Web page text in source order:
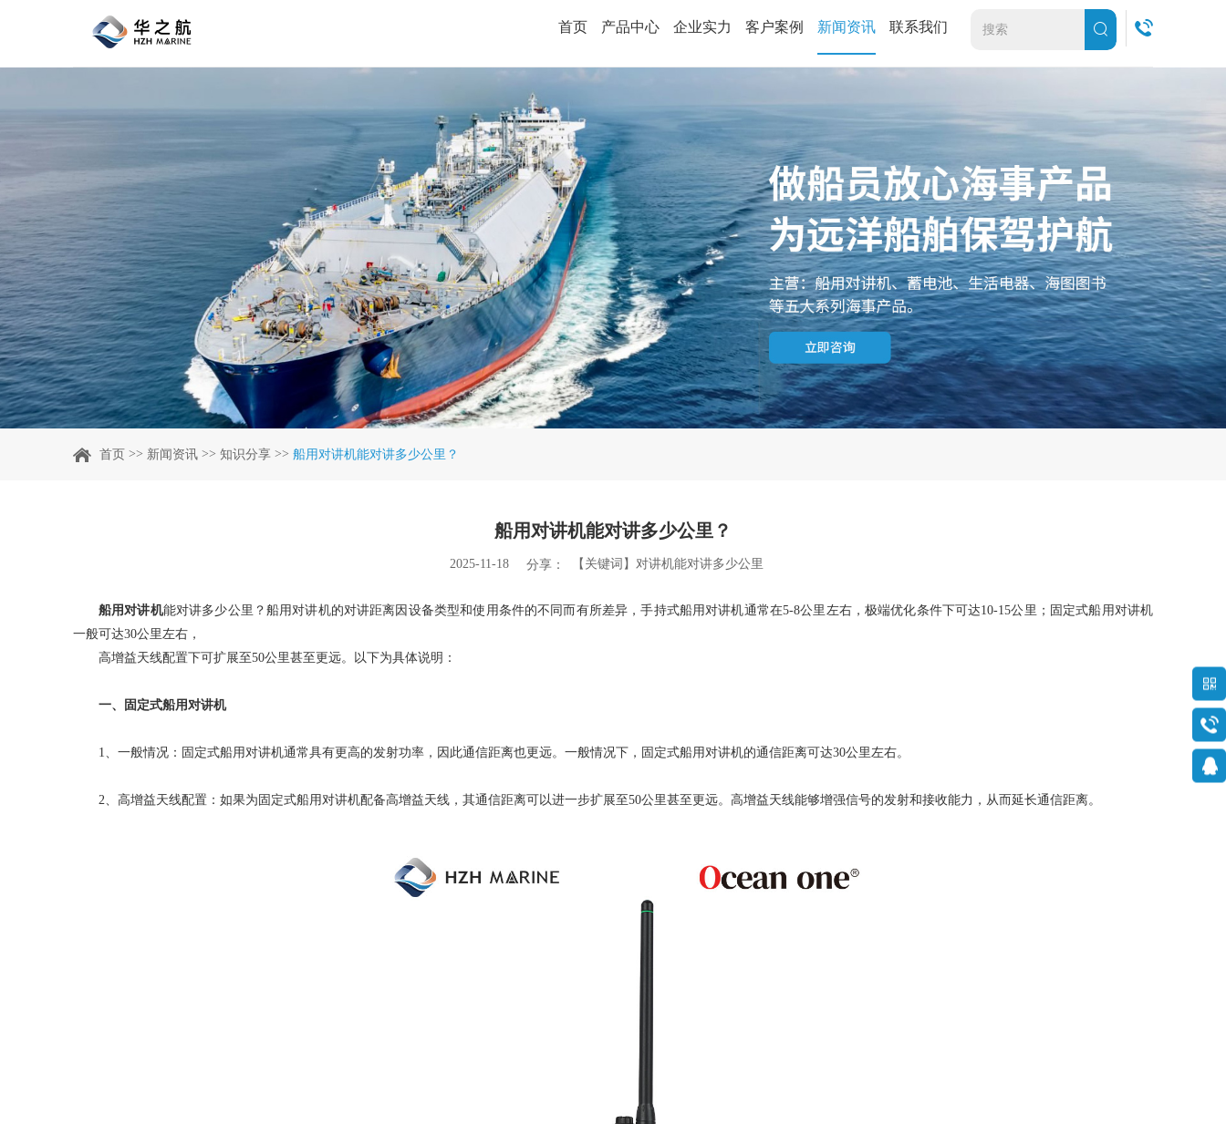
首页 产品中心 企业实力 客户案例 新闻资讯 联系我们
首页 >> 新闻资讯 >> 知识分享 >> 船用对讲机​能对讲多少公里？
船用对讲机​能对讲多少公里？
2025-11-18 分享： 【关键词】对讲机​能对讲多少公里
船用对讲机能对讲多少公里？船用对讲机的对讲距离因设备类型和使用条件的不同而有所差异，手持式船用对讲机通常在5-8公里左右，极端优化条件下可达10-15公里；固定式船用对讲机
一般可达30公里左右，
高增益天线配置下可扩展至50公里甚至更远。以下为具体说明：
一、固定式船用对讲机
1、一般情况：固定式船用对讲机通常具有更高的发射功率，因此通信距离也更远。一般情况下，固定式船用对讲机的通信距离可达30公里左右。
2、高增益天线配置：如果为固定式船用对讲机配备高增益天线，其通信距离可以进一步扩展至50公里甚至更远。高增益天线能够增强信号的发射和接收能力，从而延长通信距离。